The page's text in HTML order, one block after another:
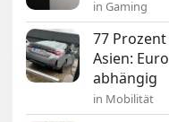
in Gaming
77
Asien:
abhängig
in Mobilität